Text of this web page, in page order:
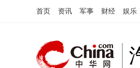
首页 资讯 军事 财经 娱乐